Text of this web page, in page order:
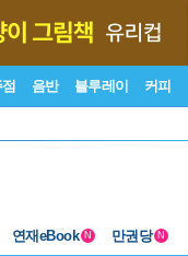
음반 블루레이 커피
연재eBook N 만권당 N